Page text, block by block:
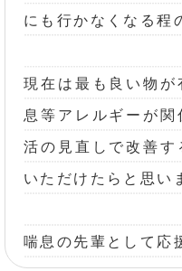
にも行かなくなる程
現在は最も良い物
息等アレルギーが
活の見直しで改善す
いただけたらと思い
喘息の先輩として応